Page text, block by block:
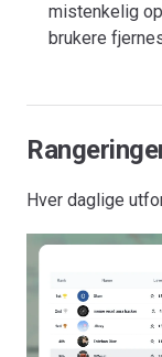
mistenkelig
brukere
Hver daglige